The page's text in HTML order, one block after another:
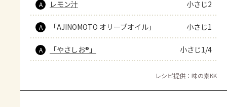
A レモン汁 小さじ2
A 「AJINOMOTO オリーブオイル」 小さじ1
A 「やさしお®」 小さじ1/4
レシピ提供：味の素KK